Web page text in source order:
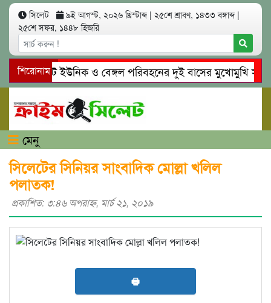
সিলেট ৯ই আগস্ট, ২০২৬ খ্রিস্টাব্দ | ২৫শে শ্রাবণ, ১৪৩৩ বঙ্গাব্দ |
২৫শে সফর, ১৪৪৮ হিজরি
শিরোনাম
সিলেটে ইউনিক ও বেঙ্গল পরিবহনের দুই বাসের মুখোমুখি
গোয়াইনঘাটে প্রেমের ফাঁদে তরুণী পাচার: মাদকাসক্ত রিমালকে
মেনু
সিলেটের সিনিয়র সাংবাদিক মোল্লা খলিল
পলাতক!
প্রকাশিত: ৩:৪৬ অপরাহ্ণ, মার্চ ২১, ২০১৯
🖶